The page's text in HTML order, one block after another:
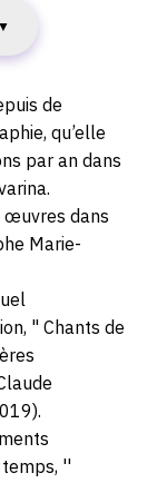
▼
de
qu’elle
par an dans
œuvres dans
Marie-
" Chants de
temps, ''